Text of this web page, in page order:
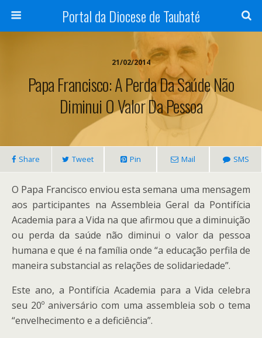
Portal da Diocese de Taubaté
21/02/2014
Papa Francisco: A Perda Da Saúde Não
Diminui O Valor Da Pessoa
Share Tweet Pin Mail SMS
O Papa Francisco enviou esta semana uma mensagem
aos participantes na Assembleia Geral da Pontifícia
Academia para a Vida na que afirmou que a diminuição
ou perda da saúde não diminui o valor da pessoa
humana e que é na família onde “a educação perfila de
maneira substancial as relações de solidariedade”.
Este ano, a Pontifícia Academia para a Vida celebra
seu 20º aniversário com uma assembleia sob o tema
“envelhecimento e a deficiência”.